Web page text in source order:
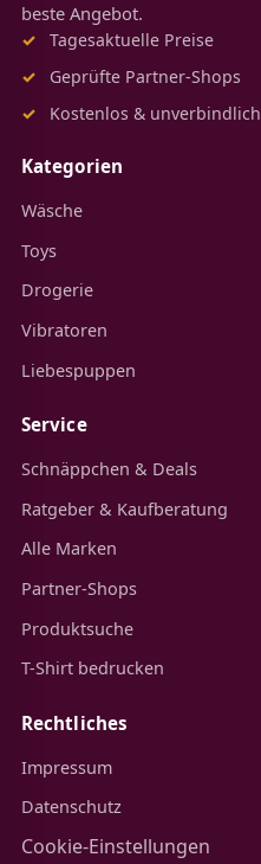
beste Angebot.
Tagesaktuelle Preise
Geprüfte Partner-Shops
Kostenlos & unverbindlich
Kategorien
Wäsche
Toys
Drogerie
Vibratoren
Liebespuppen
Service
Schnäppchen & Deals
Ratgeber & Kaufberatung
Alle Marken
Partner-Shops
Produktsuche
T-Shirt bedrucken
Rechtliches
Impressum
Datenschutz
Cookie-Einstellungen